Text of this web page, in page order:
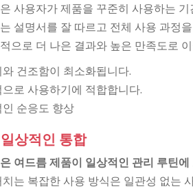
사용자가 제품을 꾸준히 사용하는
설명서를 잘 따르고 전체 사용 과정
으로 더 나은 결과와 높은 만족도로
건조함이 최소화됩니다.
로 사용하기에 적합합니다.
순응도 향상
상적인 통합
여드름 제품이 일상적인 관리 루틴
는 복잡한 사용 방식은 일관성 없는